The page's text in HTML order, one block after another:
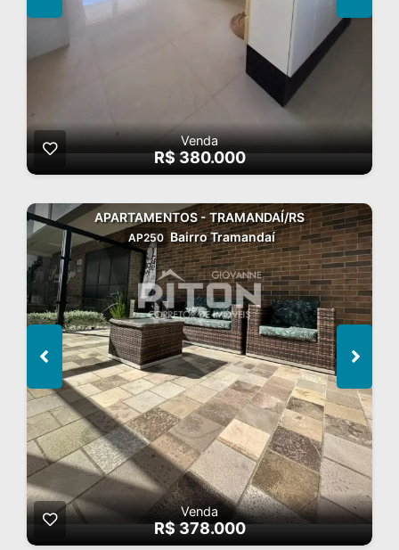
Venda
R$ 380.000
APARTAMENTOS - TRAMANDAÍ/RS
AP250 Bairro Tramandaí
Venda
R$ 378.000